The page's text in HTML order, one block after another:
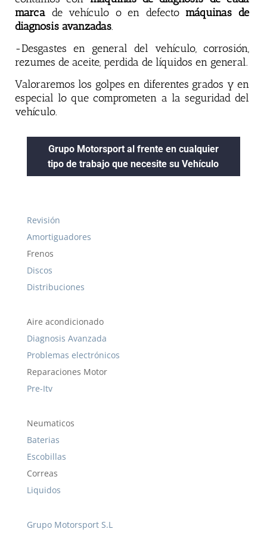
marca de vehículo o en defecto máquinas de
diagnosis avanzadas.
-Desgastes en general del vehículo, corrosión,
rezumes de aceite, perdida de líquidos en general.
Valoraremos los golpes en diferentes grados y en
especial lo que comprometen a la seguridad del
vehículo.
Grupo Motorsport al frente en cualquier
tipo de trabajo que necesite su Vehículo
Revisión
Amortiguadores
Frenos
Discos
Distribuciones
Aire acondicionado
Diagnosis Avanzada
Problemas electrónicos
Reparaciones Motor
Pre-Itv
Neumaticos
Baterias
Escobillas
Correas
Liquidos
Grupo Motorsport S.L